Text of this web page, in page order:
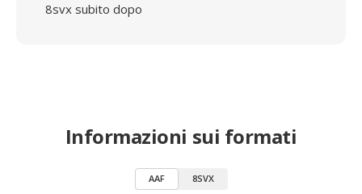
8svx subito dopo
Informazioni sui formati
AAF 8SVX